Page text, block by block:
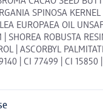
SPINOSA
EUROPAEA OIL
| SHOREA ROBUSTA
| ASCORBYL
| CI 77499 | CI 15850